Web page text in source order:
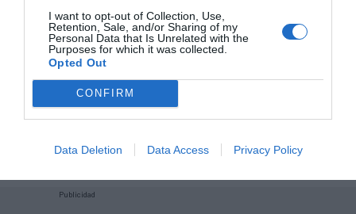
I want to opt-out of Collection, Use,
Retention, Sale, and/or Sharing of my
Personal Data that Is Unrelated with the
Purposes for which it was collected.
Opted Out
CONFIRM
Data Deletion Data Access Privacy Policy
y eventos para Socios!​​​​​​​
Publicidad